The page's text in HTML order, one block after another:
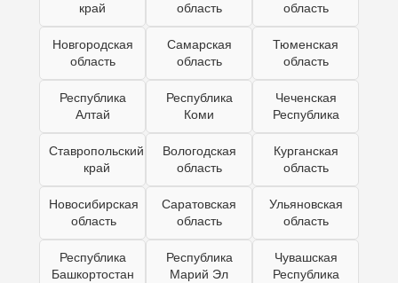
край
область
область
Новгородская
область
Самарская
область
Тюменская
область
Республика
Алтай
Республика
Коми
Чеченская
Республика
Ставропольский
край
Вологодская
область
Курганская
область
Новосибирская
область
Саратовская
область
Ульяновская
область
Республика
Башкортостан
Республика
Марий Эл
Чувашская
Республика